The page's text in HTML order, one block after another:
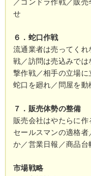
／ゴンドラ作戦／販
せ
６．蛇口作戦
流通業者は売ってく
戦／訪問は売込みでは
撃作戦／相手の立場
蛇口を廻れ／問屋を動
７．販売体勢の整備
販売会社はやたらに
セールスマンの適格
か／営業日報／商品
市場戦略